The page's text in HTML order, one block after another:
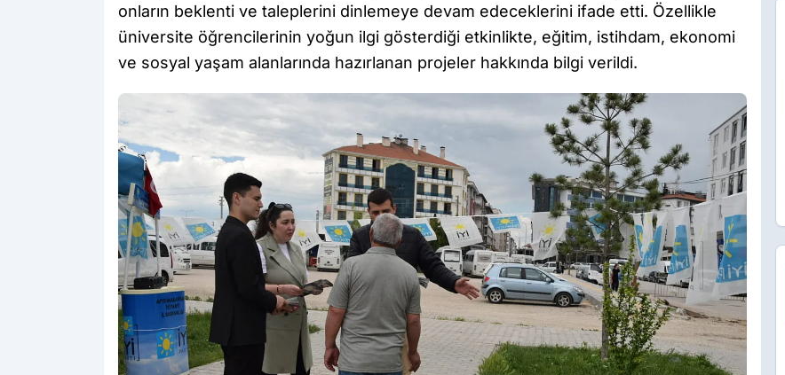
onların beklenti ve taleplerini dinlemeye devam edeceklerini ifade etti. Özellikle
üniversite öğrencilerinin yoğun ilgi gösterdiği etkinlikte, eğitim, istihdam, ekonomi
ve sosyal yaşam alanlarında hazırlanan projeler hakkında bilgi verildi.